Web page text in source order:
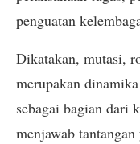
penguatan
Dikatakan, mutasi,
merupakan
sebagai bagian dari
menjawab